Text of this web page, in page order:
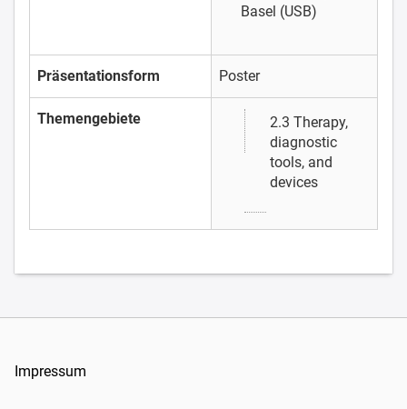
Basel (USB)
Präsentationsform Poster
Themengebiete
2.3 Therapy,
diagnostic
tools, and
devices
Impressum